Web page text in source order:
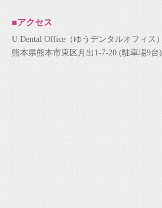
■アクセス
U Dental Office（ゆうデンタルオフィス）
熊本県熊本市東区月出1-7-20 (駐車場9台)